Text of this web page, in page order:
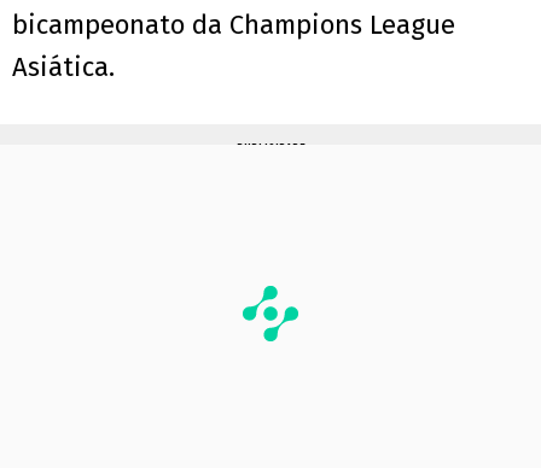
bicampeonato da Champions League
Asiática.
PUBLICIDADE